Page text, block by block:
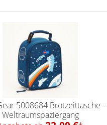
5008684 Brotzeittasche –
Weltraumspaziergang